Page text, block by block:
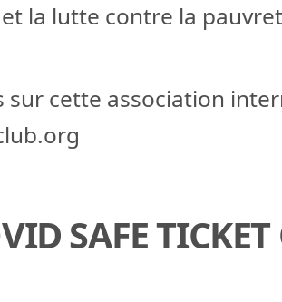
la lutte contre la
sur cette association
SAFE